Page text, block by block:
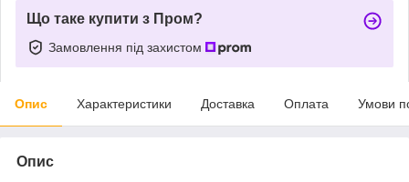
Що таке купити з Пром?
Замовлення під захистом
Опис Характеристики Доставка Оплата Умови
Опис